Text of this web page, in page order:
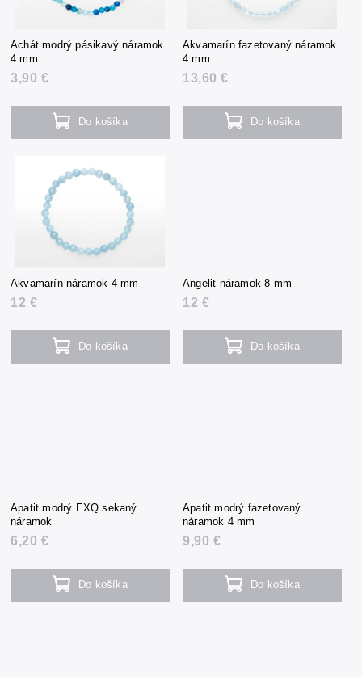
Achát modrý pásikavý náramok
4 mm
3,90 €
Do košíka
Akvamarín fazetovaný náramok
4 mm
13,60 €
Do košíka
Akvamarín náramok 4 mm
12 €
Do košíka
Angelit náramok 8 mm
12 €
Do košíka
Apatit modrý EXQ sekaný
náramok
6,20 €
Do košíka
Apatit modrý fazetovaný
náramok 4 mm
9,90 €
Do košíka